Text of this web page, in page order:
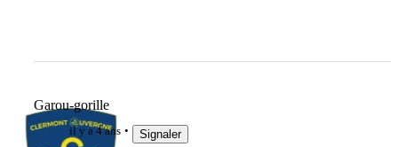
Garou-gorille
il y a 4 ans Signaler